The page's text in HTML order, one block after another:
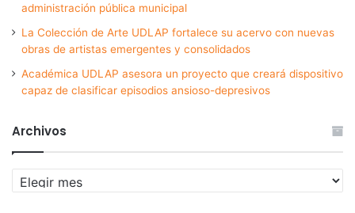
administración pública municipal
La Colección de Arte UDLAP fortalece su acervo con nuevas
obras de artistas emergentes y consolidados
Académica UDLAP asesora un proyecto que creará dispositivo
capaz de clasificar episodios ansioso-depresivos
Archivos
Archivos